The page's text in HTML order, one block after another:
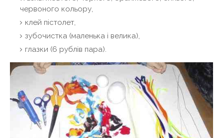
червоного кольору,
клей пістолет,
зубочистка (маленька і велика),
глазки (6 рублів пара).